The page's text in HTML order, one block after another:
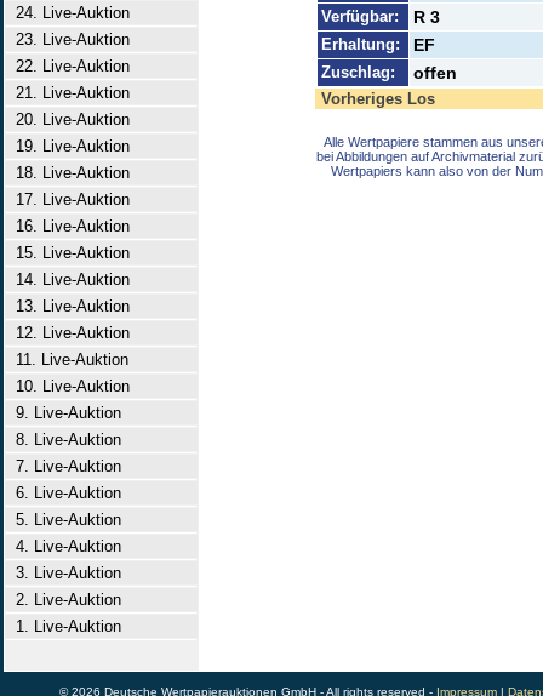
24. Live-Auktion
23. Live-Auktion
22. Live-Auktion
21. Live-Auktion
20. Live-Auktion
19. Live-Auktion
18. Live-Auktion
17. Live-Auktion
16. Live-Auktion
15. Live-Auktion
14. Live-Auktion
13. Live-Auktion
12. Live-Auktion
11. Live-Auktion
10. Live-Auktion
9. Live-Auktion
8. Live-Auktion
7. Live-Auktion
6. Live-Auktion
5. Live-Auktion
4. Live-Auktion
3. Live-Auktion
2. Live-Auktion
1. Live-Auktion
Verfügbar: R 3
Erhaltung: EF
Zuschlag: offen
Vorheriges Los
Alle Wertpapiere stammen aus
bei Abbildungen auf Archivmaterial
Wertpapiers kann also von der
© 2026 Deutsche Wertpapierauktionen GmbH - All rights reserved - Impressum|